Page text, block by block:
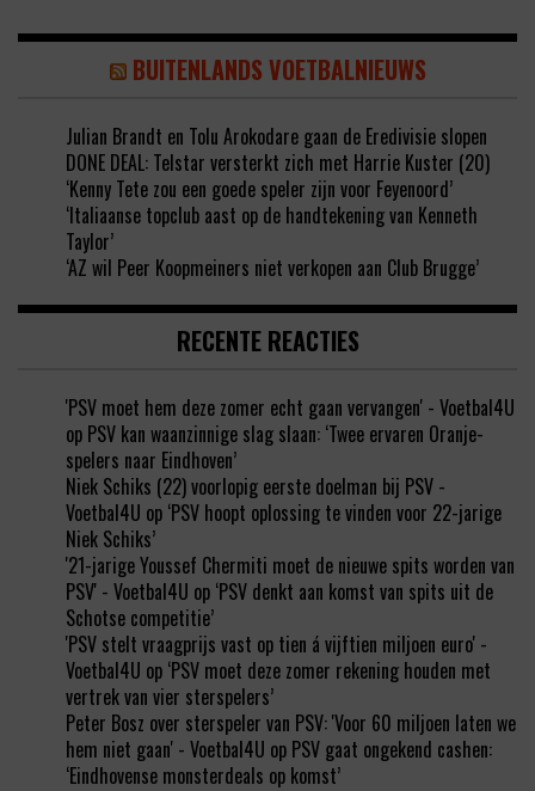
BUITENLANDS VOETBALNIEUWS
Julian Brandt en Tolu Arokodare gaan de Eredivisie slopen
DONE DEAL: Telstar versterkt zich met Harrie Kuster (20)
‘Kenny Tete zou een goede speler zijn voor Feyenoord’
‘Italiaanse topclub aast op de handtekening van Kenneth
Taylor’
‘AZ wil Peer Koopmeiners niet verkopen aan Club Brugge’
RECENTE REACTIES
'PSV moet hem deze zomer echt gaan vervangen' - Voetbal4U
op PSV kan waanzinnige slag slaan: ‘Twee ervaren Oranje-
spelers naar Eindhoven’
Niek Schiks (22) voorlopig eerste doelman bij PSV -
Voetbal4U op ‘PSV hoopt oplossing te vinden voor 22-jarige
Niek Schiks’
'21-jarige Youssef Chermiti moet de nieuwe spits worden van
PSV' - Voetbal4U op ‘PSV denkt aan komst van spits uit de
Schotse competitie’
'PSV stelt vraagprijs vast op tien á vijftien miljoen euro' -
Voetbal4U op ‘PSV moet deze zomer rekening houden met
vertrek van vier sterspelers’
Peter Bosz over sterspeler van PSV: 'Voor 60 miljoen laten we
hem niet gaan' - Voetbal4U op PSV gaat ongekend cashen:
‘Eindhovense monsterdeals op komst’